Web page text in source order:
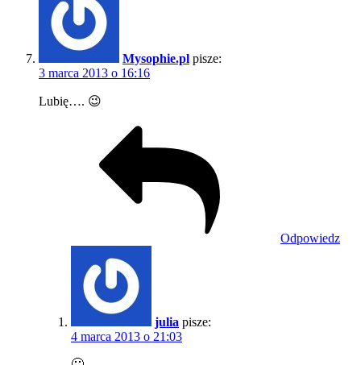
Mysophie.pl pisze:
3 marca 2013 o 16:16
Lubię…. 😉
Odpowiedz
julia pisze:
4 marca 2013 o 21:03